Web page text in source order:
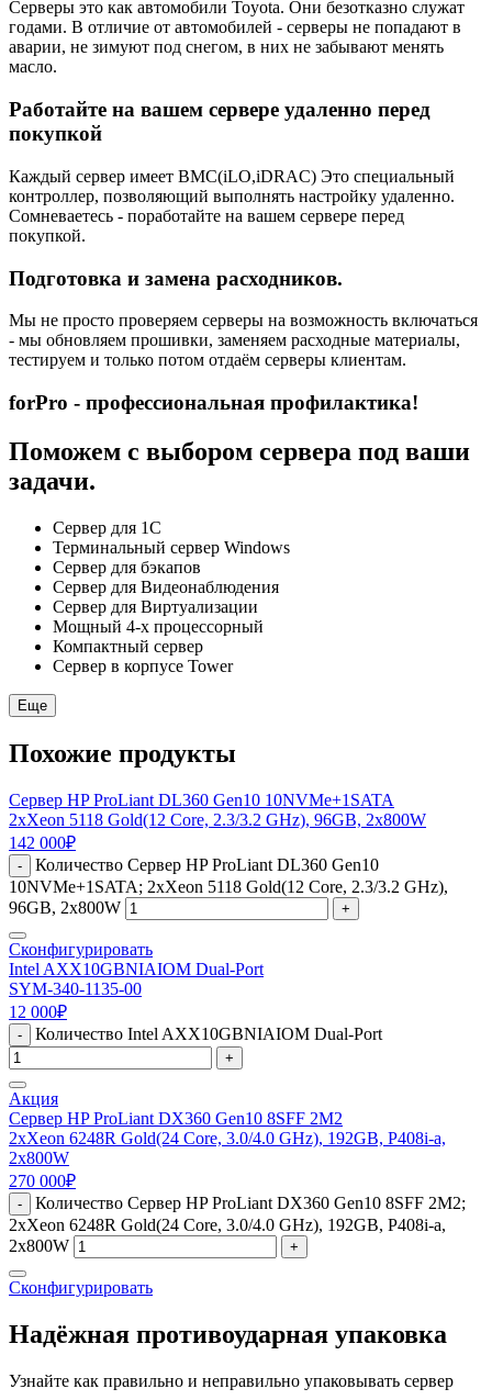
Серверы это как автомобили Toyota. Они безотказно служат
годами. В отличие от автомобилей - серверы не попадают в
аварии, не зимуют под снегом, в них не забывают менять
масло.
Работайте на вашем сервере удаленно перед
покупкой
Каждый сервер имеет BMC(iLO,iDRAC) Это специальный
контроллер, позволяющий выполнять настройку удаленно.
Сомневаетесь - поработайте на вашем сервере перед
покупкой.
Подготовка и замена расходников.
Мы не просто проверяем серверы на возможность включаться
- мы обновляем прошивки, заменяем расходные материалы,
тестируем и только потом отдаём серверы клиентам.
forPro - профессиональная профилактика!
Поможем с выбором сервера под ваши
задачи.
Сервер для 1С
Терминальный сервер Windows
Сервер для бэкапов
Сервер для Видеонаблюдения
Сервер для Виртуализации
Мощный 4-х процессорный
Компактный сервер
Сервер в корпусе Tower
Еще
Похожие продукты
Сервер HP ProLiant DL360 Gen10 10NVMe+1SATA
2xXeon 5118 Gold(12 Core, 2.3/3.2 GHz), 96GB, 2x800W
142 000₽
-
Количество Сервер HP ProLiant DL360 Gen10
10NVMe+1SATA; 2xXeon 5118 Gold(12 Core, 2.3/3.2 GHz),
96GB, 2x800W
+
Сконфигурировать
Intel AXX10GBNIAIOM Dual-Port
SYM-340-1135-00
12 000₽
- Количество Intel AXX10GBNIAIOM Dual-Port
+
Акция
Сервер HP ProLiant DX360 Gen10 8SFF 2M2
2xXeon 6248R Gold(24 Core, 3.0/4.0 GHz), 192GB, P408i-a,
2x800W
270 000₽
-
Количество Сервер HP ProLiant DX360 Gen10 8SFF 2M2;
2xXeon 6248R Gold(24 Core, 3.0/4.0 GHz), 192GB, P408i-a,
2x800W
+
Сконфигурировать
Надёжная противоударная упаковка
Узнайте как правильно и неправильно упаковывать сервер